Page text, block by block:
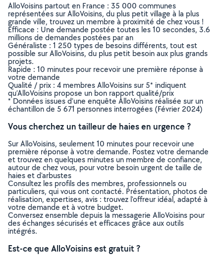
AlloVoisins partout en France : 35 000 communes
représentées sur AlloVoisins, du plus petit village à la plus
grande ville, trouvez un membre à proximité de chez vous !
Efficace : Une demande postée toutes les 10 secondes, 3.6
millions de demandes postées par an
Généraliste : 1 250 types de besoins différents, tout est
possible sur AlloVoisins, du plus petit besoin aux plus grands
projets.
Rapide : 10 minutes pour recevoir une première réponse à
votre demande
Qualité / prix : 4 membres AlloVoisins sur 5* indiquent
qu’AlloVoisins propose un bon rapport qualité/prix
* Données issues d’une enquête AlloVoisins réalisée sur un
échantillon de 5 671 personnes interrogées (Février 2024)
Vous cherchez un tailleur de haies en urgence ?
Sur AlloVoisins, seulement 10 minutes pour recevoir une
première réponse à votre demande. Postez votre demande
et trouvez en quelques minutes un membre de confiance,
autour de chez vous, pour votre besoin urgent de taille de
haies et d'arbustes
Consultez les profils des membres, professionnels ou
particuliers, qui vous ont contacté. Présentation, photos de
réalisation, expertises, avis : trouvez l'offreur idéal, adapté à
votre demande et à votre budget.
Conversez ensemble depuis la messagerie AlloVoisins pour
des échanges sécurisés et efficaces grâce aux outils
intégrés.
Est-ce que AlloVoisins est gratuit ?